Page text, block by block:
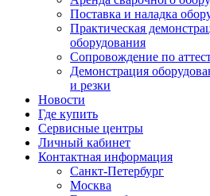
Поставка и наладка
Практическая
оборудования
Сопровождение по
Демонстрация
и резки
Новости
Где купить
Сервисные центры
Личный кабинет
Контактная информация
Санкт-Петербург
Москва